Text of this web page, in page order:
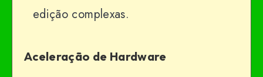
edição complexas.
Aceleração de Hardware